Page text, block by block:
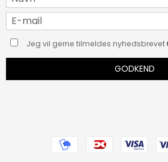
Jeg vil gerne tilmeldes nyhedsbrevet
GODKEND